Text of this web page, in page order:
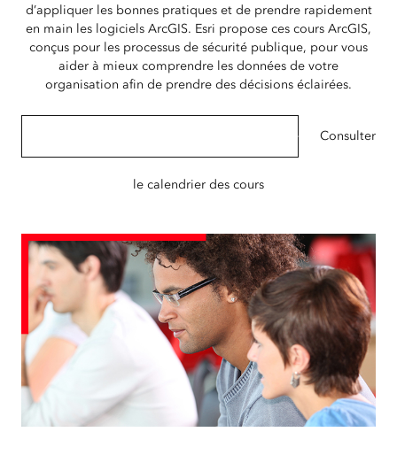
d’appliquer les bonnes pratiques et de prendre rapidement
en main les logiciels ArcGIS. Esri propose ces cours ArcGIS,
conçus pour les processus de sécurité publique, pour vous
aider à mieux comprendre les données de votre
organisation afin de prendre des décisions éclairées.
Parcourir les formations sur la sécurité publique Consulter
le calendrier des cours